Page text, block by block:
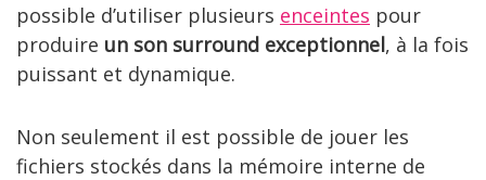
possible d’utiliser plusieurs enceintes pour
produire un son surround exceptionnel, à la fois
puissant et dynamique.
Non seulement il est possible de jouer les
fichiers stockés dans la mémoire interne de